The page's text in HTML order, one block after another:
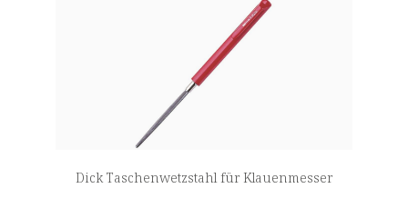
Dick Taschenwetzstahl für Klauenmesser